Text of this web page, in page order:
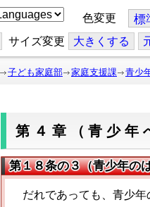
色変更 標
サイズ変更 大きくする
子ども家庭部 家庭支援課 青少
第４章（青少年
第１８条の３（青少年の
だれであっても、青少